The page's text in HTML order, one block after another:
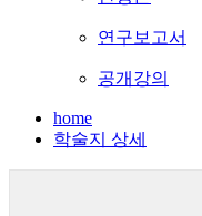
연구보고서
공개강의
home
학술지 상세